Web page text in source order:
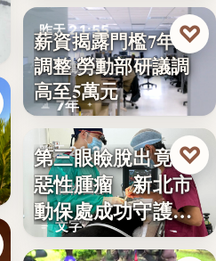
昨天 21:55
勞動政策
7年
薪資揭露門檻7年未
調整 勞動部研議調
高至5萬元
♡
昨天 21:26
寵物醫療
文字
第三眼瞼脫出竟藏
惡性腫瘤 新北市
動保處成功守護校
園犬
♡